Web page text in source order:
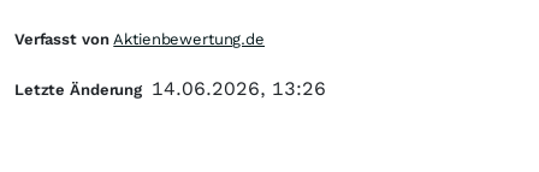
Verfasst vonAktienbewertung.de
Letzte Änderung 14.06.2026, 13:26